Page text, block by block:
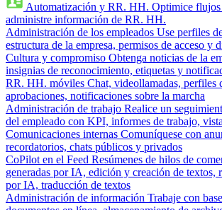
Automatización y RR. HH. Optimice
administre información de RR. HH.
Administración de los empleados Use perfiles
estructura de la empresa, permisos de acceso y
Cultura y compromiso Obtenga noticias de la
insignias de reconocimiento, etiquetas y
RR. HH. móviles Chat, videollamadas, perfiles
aprobaciones, notificaciones sobre la marcha
Administración de trabajo Realice un
del empleado con KPI, informes de trabajo,
Comunicaciones internas Comuníquese con
recordatorios, chats públicos y privados
CoPilot en el Feed Resúmenes de hilos de
generadas por IA, edición y creación de textos,
por IA, traducción de textos
Administración de información Trabaje con